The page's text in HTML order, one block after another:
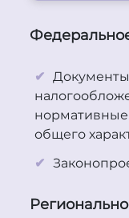
Документы
общего